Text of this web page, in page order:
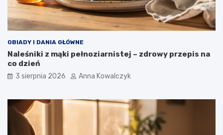
OBIADY I DANIA GŁÓWNE
Naleśniki z mąki pełnoziarnistej – zdrowy przepis na
co dzień
3 sierpnia 2026 Anna Kowalczyk